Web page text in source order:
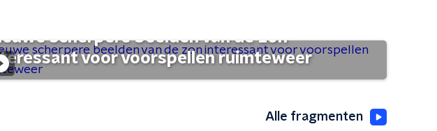
scherpere beelden van de zon
voor voorspellen ruimteweer
Alle fragmenten